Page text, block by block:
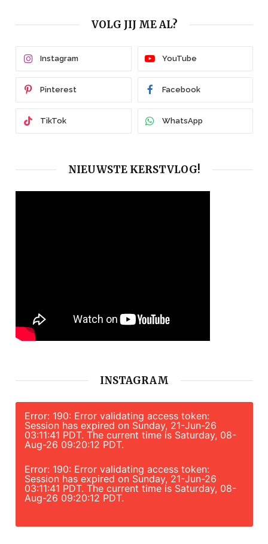
VOLG JIJ ME AL?
Instagram YouTube
Pinterest Facebook
TikTok WhatsApp
NIEUWSTE KERSTVLOG!
INSTAGRAM
Error: 190: Error validating access token:
Session has expired on Sunday, 21-Jun-26
03:11:41 PDT. The current time is Saturday, 08-
Aug-26 09:20:12 PDT.
Error: 190: Error validating access token:
Session has expired on Sunday, 21-Jun-26
03:11:41 PDT. The current time is Saturday, 08-
Aug-26 09:20:12 PDT.